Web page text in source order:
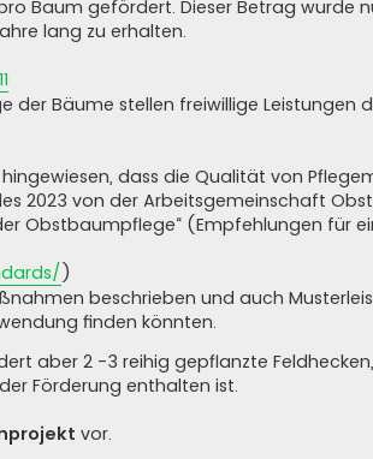
Baum gefördert. Dieser Betrag wurde
lang zu erhalten.
der Bäume stellen freiwillige Leistungen
dass die Qualität von
2023 von der Arbeitsgemeinschaft
Obstbaumpflege“ (Empfehlungen für
)
beschrieben und auch
finden könnten.
aber 2 -3 reihig gepflanzte
Förderung enthalten ist.
vor.